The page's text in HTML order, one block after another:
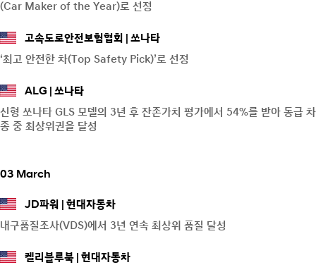
(Car Maker of the Year)로 선정
고속도로안전보험협회
쏘나타
‘최고 안전한 차(Top Safety Pick)’로 선정
ALG
쏘나타
신형 쏘나타 GLS 모델의 3년 후 잔존가치 평가에서 54%를 받아 동급 차
종 중 최상위권을 달성
03 March
JD파워
현대자동차
내구품질조사(VDS)에서 3년 연속 최상위 품질 달성
켈리블루북 현대자동차